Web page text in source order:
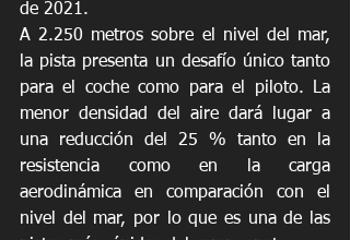
de 2021.
A 2.250 metros sobre el nivel del mar,
la pista presenta un desafío único tanto
para el coche como para el piloto. La
menor densidad del aire dará lugar a
una reducción del 25 % tanto en la
resistencia como en la carga
aerodinámica en comparación con el
nivel del mar, por lo que es una de las